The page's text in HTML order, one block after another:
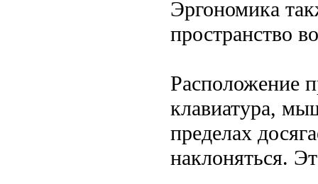
Эргономика
пространство
Расположение
клавиатура,
пределах
наклоняться.